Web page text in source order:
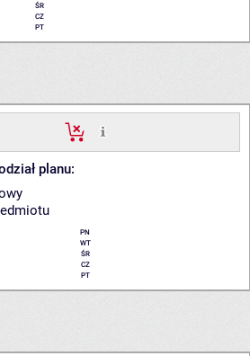
ŚR
CZ
PT
planu:
PN
WT
ŚR
CZ
PT